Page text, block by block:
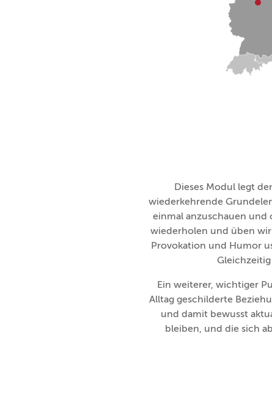
Dieses Modul legt
wiederkehrende
einmal anzuschauen und
wiederholen und üben wir
Provokation und Humor
Ein weiterer, wichtiger
Alltag geschilderte
und damit bewusst
bleiben, und die sich